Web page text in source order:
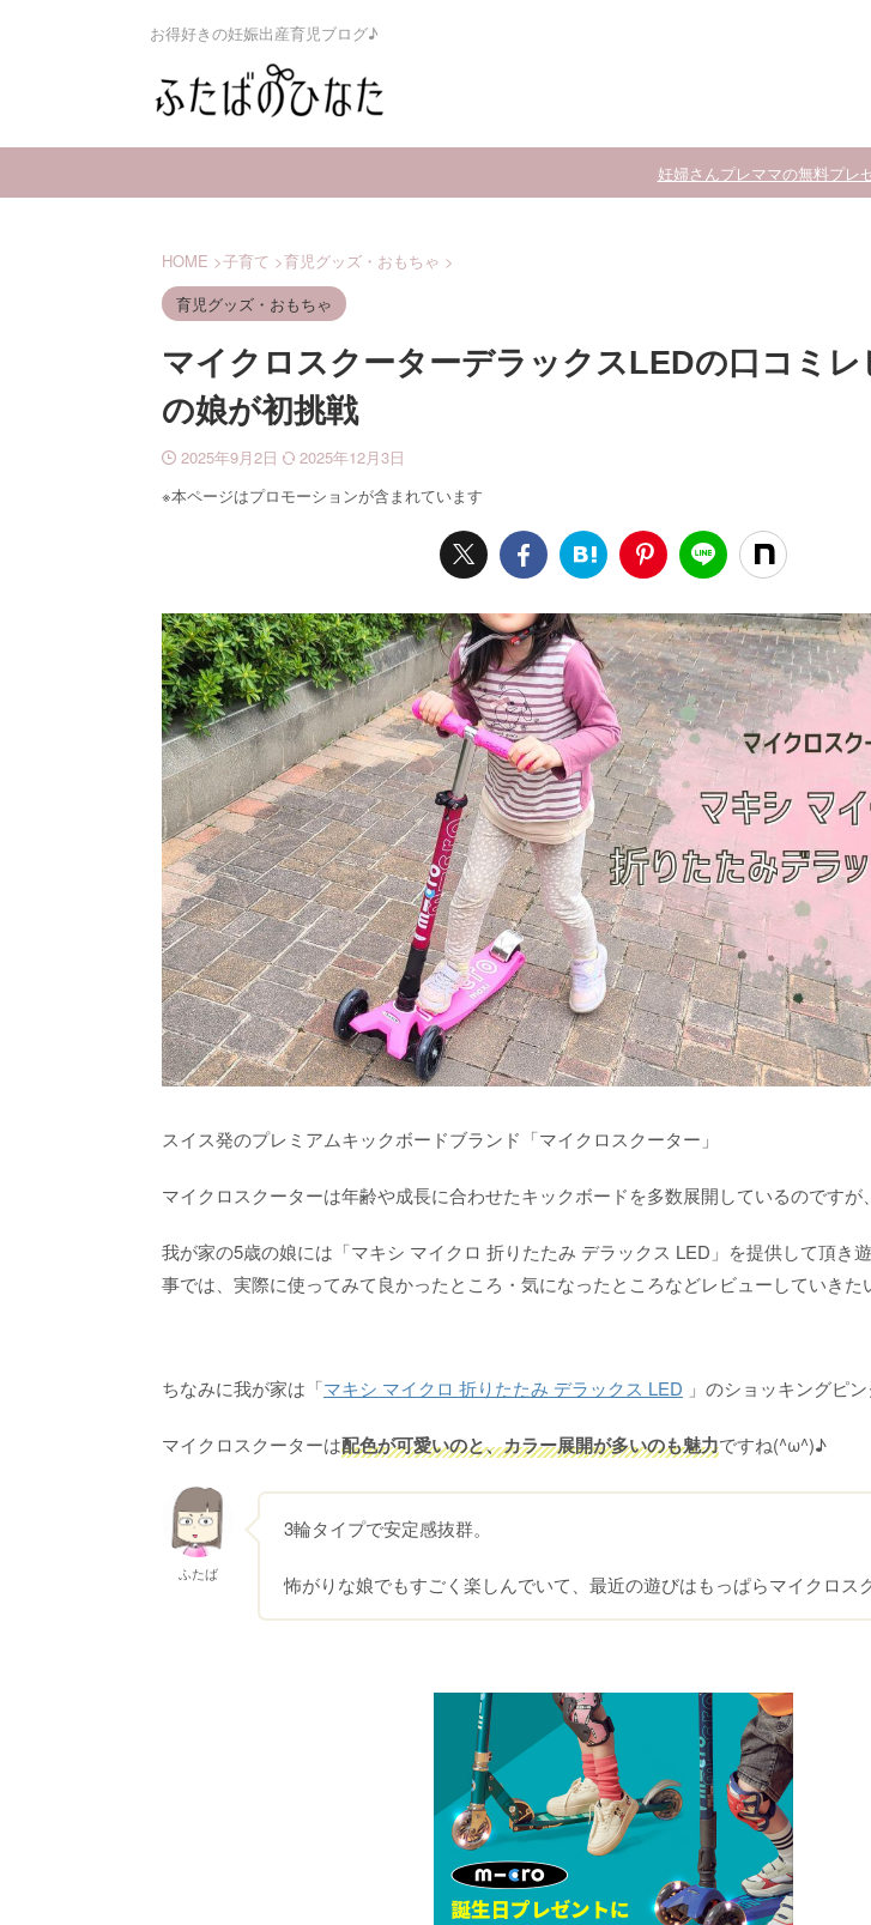
お得好きの妊娠出産育児ブログ♪
妊婦さんプレママの無料プレ
HOME >子育て >育児グッズ・おもちゃ >
育児グッズ・おもちゃ
マイクロスクーターデラックスLEDの口コミレ
の娘が初挑戦
2025年9月2日
2025年12月3日
※本ページはプロモーションが含まれています
スイス発のプレミアムキックボードブランド「マイクロスクーター」
マイクロスクーターは年齢や成長に合わせたキックボードを多数展開しているのですが、
我が家の5歳の娘には「マキシ マイクロ 折りたたみ デラックス LED」を提供して頂き
事では、実際に使ってみて良かったところ・気になったところなどレビューしていきた
ちなみに我が家は「マキシ マイクロ 折りたたみ デラックス LED 」のショッキングピン
マイクロスクーターは配色が可愛いのと、カラー展開が多いのも魅力ですね(^ω^)♪
ふたば
3輪タイプで安定感抜群。
怖がりな娘でもすごく楽しんでいて、最近の遊びはもっぱらマイクロス